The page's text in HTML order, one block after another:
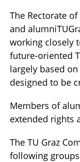
The Rectorate
and
working closely
future-oriented
largely based
designed to be
Members of
extended rights
The TU Graz
following